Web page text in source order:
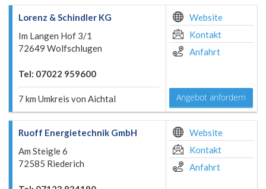
Lorenz & Schindler KG
Im Langen Hof 3/1
72649 Wolfschlugen
Tel: 07022 959600
7 km Umkreis von Aichtal
Website
Kontakt
Anfahrt
Angebot anfordern
Ruoff Energietechnik GmbH
Am Steigle 6
72585 Riederich
Website
Kontakt
Anfahrt